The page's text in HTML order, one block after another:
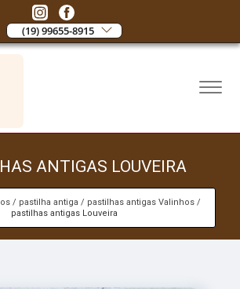
(19) 99655-8915
ANTIGAS LOUVEIRA
pastilha antiga
pastilhas antigas Valinhos
pastilhas antigas Louveira